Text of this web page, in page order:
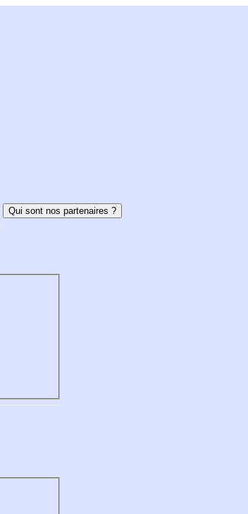
Qui sont nos partenaires ?